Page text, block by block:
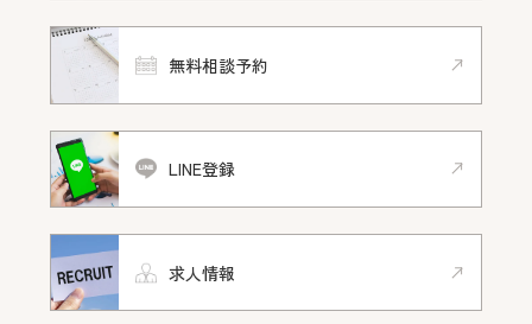
無料相談予約
LINE登録
求人情報